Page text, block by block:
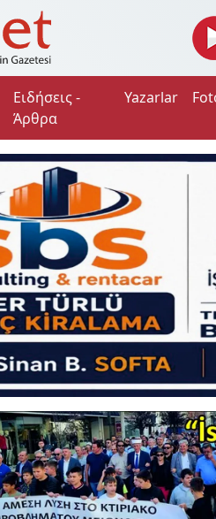
Ειδήσεις -
Άρθρα
Yazarlar